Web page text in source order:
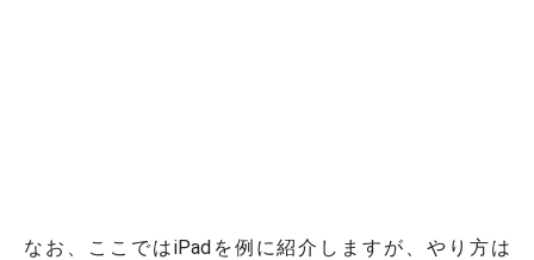
なお、ここではiPadを例に紹介しますが、やり方は